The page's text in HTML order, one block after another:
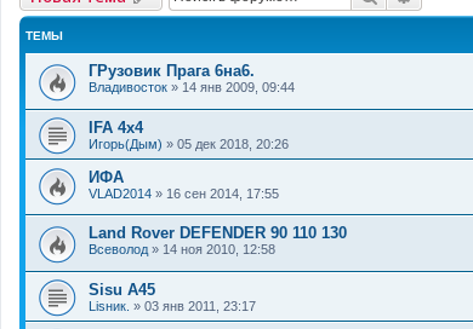
ТЕМЫ
ГРузовик Прага 6на6.
Владивосток » 14 янв 2009, 09:44
IFA 4x4
Игорь(Дым) » 05 дек 2018, 20:26
ИФА
VLAD2014 » 16 сен 2014, 17:55
Land Rover DEFENDER 90 110 130
Всеволод» 14 ноя 2010, 12:58
Sisu A45
Lisник. » 03 янв 2011, 23:17